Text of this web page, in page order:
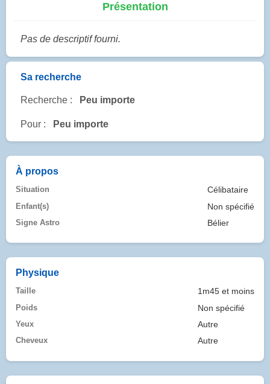
Présentation
Pas de descriptif fourni.
Sa recherche
Recherche : Peu importe
Pour : Peu importe
À propos
Situation Célibataire
Enfant(s) Non spécifié
Signe Astro Bélier
Physique
Taille 1m45 et moins
Poids Non spécifié
Yeux Autre
Cheveux Autre